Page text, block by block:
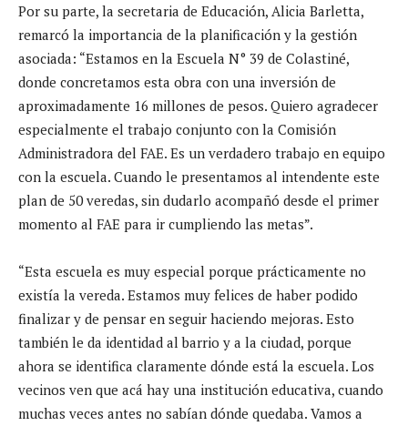
Por su parte, la secretaria de Educación, Alicia Barletta,
remarcó la importancia de la planificación y la gestión
asociada: “Estamos en la Escuela N° 39 de Colastiné,
donde concretamos esta obra con una inversión de
aproximadamente 16 millones de pesos. Quiero agradecer
especialmente el trabajo conjunto con la Comisión
Administradora del FAE. Es un verdadero trabajo en equipo
con la escuela. Cuando le presentamos al intendente este
plan de 50 veredas, sin dudarlo acompañó desde el primer
momento al FAE para ir cumpliendo las metas”.
“Esta escuela es muy especial porque prácticamente no
existía la vereda. Estamos muy felices de haber podido
finalizar y de pensar en seguir haciendo mejoras. Esto
también le da identidad al barrio y a la ciudad, porque
ahora se identifica claramente dónde está la escuela. Los
vecinos ven que acá hay una institución educativa, cuando
muchas veces antes no sabían dónde quedaba. Vamos a